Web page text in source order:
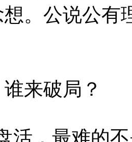
想。公说公有
来破局？
活，最难的